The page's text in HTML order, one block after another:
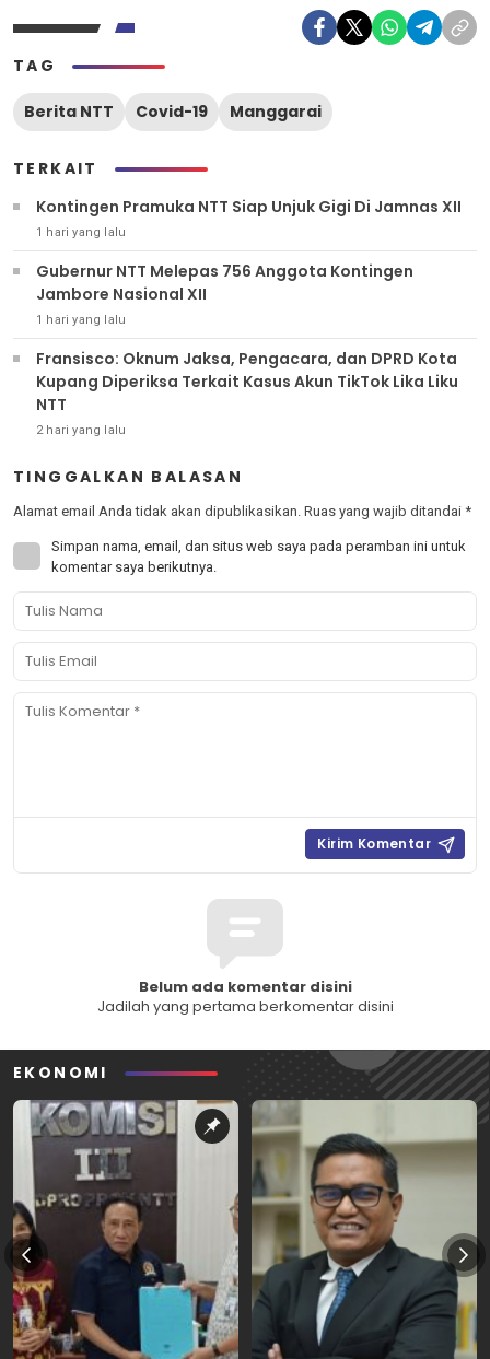
TAG
Berita NTT Covid-19 Manggarai
TERKAIT
Kontingen Pramuka NTT Siap Unjuk Gigi Di Jamnas XII
1 hari yang lalu
Gubernur NTT Melepas 756 Anggota Kontingen
Jambore Nasional XII
1 hari yang lalu
Fransisco: Oknum Jaksa, Pengacara, dan DPRD Kota
Kupang Diperiksa Terkait Kasus Akun TikTok Lika Liku
NTT
2 hari yang lalu
TINGGALKAN BALASAN
Alamat email Anda tidak akan dipublikasikan. Ruas yang wajib ditandai *
Simpan nama, email, dan situs web saya pada peramban ini untuk
komentar saya berikutnya.
Belum ada komentar disini
Jadilah yang pertama berkomentar disini
EKONOMI